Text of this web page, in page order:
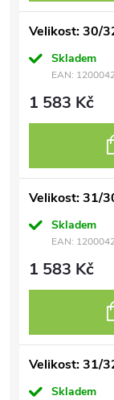
Velikost: 30/
Skladem
EAN:
1 583 Kč
Velikost: 31/
Skladem
EAN:
1 583 Kč
Velikost: 31/
Skladem